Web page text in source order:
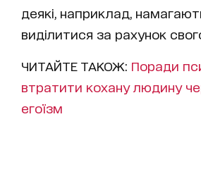
деякі, наприклад,
виділитися за рахунок
ЧИТАЙТЕ ТАКОЖ: Поради
втратити кохану людину
егоїзм